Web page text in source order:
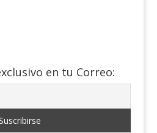
en tu Correo: